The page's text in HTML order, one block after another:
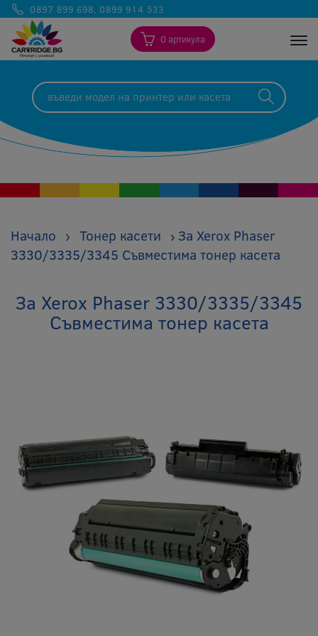
0897 899 698, 0899 914 533
0 артикула
Начало › Тонер касети › За Xerox Phaser
3330/3335/3345 Съвместима тонер касета
За Xerox Phaser 3330/3335/3345
Съвместима тонер касета